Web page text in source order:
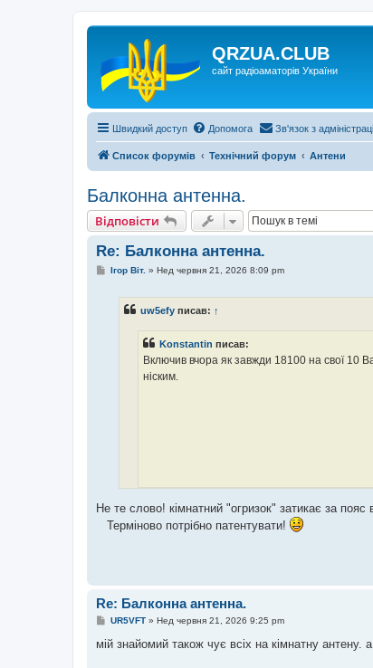
QRZUA.CLUB
сайт радіоаматорів України
Швидкий доступ Допомога Зв'язок з
Список форумів Технічний форум Антени
Балконна антенна.
Відповісти
Re: Балконна антенна.
ПІгор Віт. » Нед червня 21, 2026 8:09 pm
uw5efy писав: ↑
Konstantin писав:
Включив вчора як завжди 18100 на свої 10
ніским.
На мою вуличну 7,46 метра так ніколи не буде
Не те слово! кімнатний "огризок" затикає за
Терміново потрібно патентувати!
Re: Балконна антенна.
П
в
UR5VFT» Нед червня 21, 2026 9:25 pm
мій знайомий також чує всіх на кімнатну антену.